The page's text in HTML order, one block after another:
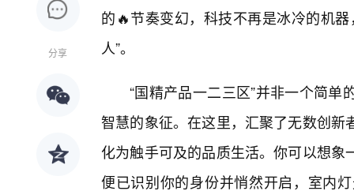
分享
的🔥节奏变幻，科技不再是冰冷的机
人”。
“国精产品一二三区”并非一个简
智慧的象征。在这里，汇聚了无数创
化为触手可及的品质生活。你可以想
便已识别你的身份并悄然开启，室内